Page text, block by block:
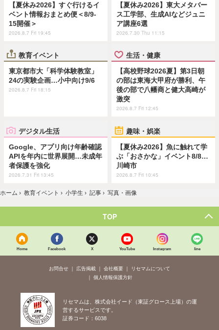
【夏休み2026】すぐ行けるイ
ベント情報おまとめ便＜8/9-
15開催＞
2026.8.7 Fri 19:45
【夏休み2026】東大メタバー
ス工学部、生成AIなどジュニ
ア講座6選
2026.7.30 Thu 11:15
教育イベント
東京都市大「科学体験教室」
24の実験企画…小中向け9/6
2026.8.7 Fri 18:15
生活・健康
【高校野球2026夏】第3日朝
の部は東海大甲府が勝利、午
後の部で八幡商と健大高崎が
激突
2026.8.7 Fri 12:45
デジタル生活
Google、アプリ向け年齢確認
APIを年内に世界展開…未成年
者保護を強化
2026.7.31 Fri 13:45
趣味・娯楽
【夏休み2026】魚に触れて学
ぶ「おさかな」イベント8/8…
川崎市
2026.8.7 Fri 10:45
ホーム › 教育イベント › 小学生 › 記事 › 写真・画像
TOP
Home Facebook X YouTube Instagram line
お問合せ 広告掲載 会社概要
リセマムについて
個人情報保護方針
リセマムは、株式会社イード（東証グロース上場）の運
営するサービスです。
証券コード：6038